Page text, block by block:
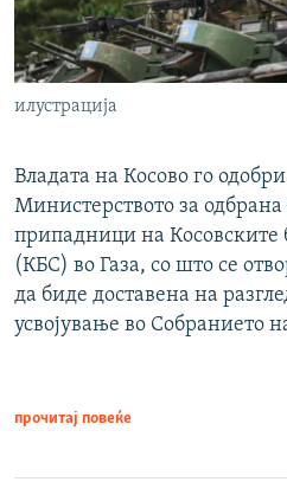
илустрација
Владата на Косово го
Министерството за
припадници на Косовските
(КБС) во Газа, со што се
да биде доставена на
усвојување во Собранието
прочитај повеќе